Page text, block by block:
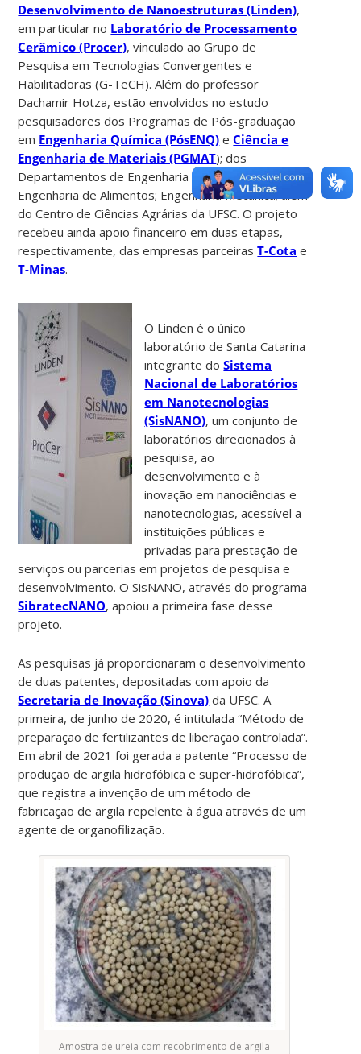
Desenvolvimento de Nanoestruturas (Linden),
em particular no Laboratório de Processamento
Cerâmico (Procer), vinculado ao Grupo de
Pesquisa em Tecnologias Convergentes e
Habilitadoras (G-TeCH). Além do professor
Dachamir Hotza, estão envolvidos no estudo
pesquisadores dos Programas de Pós-graduação
em Engenharia Química (PósENQ) eCiência e
Engenharia de Materiais (PGMAT); dos
Departamentos de Engenharia Química e
Engenharia de Alimentos; Engenharia Mecânica; além
do Centro de Ciências Agrárias da UFSC. O projeto
recebeu ainda apoio financeiro em duas etapas,
respectivamente, das empresas parceirasT-Cota e
T-Minas.
O Linden é o único
laboratório de Santa Catarina
integrante doSistema
Nacional de Laboratórios
em Nanotecnologias
(SisNANO), um conjunto de
laboratórios direcionados à
pesquisa, ao
desenvolvimento e à
inovação em nanociências e
nanotecnologias, acessível a
instituições públicas e
privadas para prestação de
serviços ou parcerias em projetos de pesquisa e
desenvolvimento. O SisNANO, através do programa
SibratecNANO, apoiou a primeira fase desse
projeto.
As pesquisas já proporcionaram o desenvolvimento
de duas patentes, depositadas com apoio da
Secretaria de Inovação (Sinova) da UFSC. A
primeira, de junho de 2020, é intitulada “Método de
preparação de fertilizantes de liberação controlada”.
Em abril de 2021 foi gerada a patente “Processo de
produção de argila hidrofóbica e super-hidrofóbica”,
que registra a invenção de um método de
fabricação de argila repelente à água através de um
agente de organofilização.
Amostra de ureia com recobrimento de argila